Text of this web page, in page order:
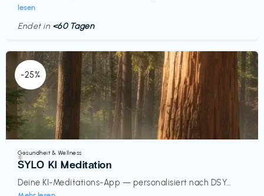
lesen
Endet in <60 Tagen
-25%
Gesundheit & Wellness
SYLO KI Meditation
Deine KI-Meditations-App — personalisiert nach DSY...
€‎